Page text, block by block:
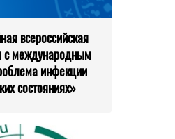
всероссийская
с международным
инфекции
состояниях»